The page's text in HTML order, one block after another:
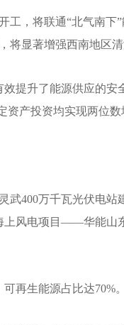
，将联通“北气南下
将显著增强西南地区
提升了能源供应的安
产投资均实现两位数
400万千瓦光伏电站
上风电项目——华能山
再生能源占比达70%。